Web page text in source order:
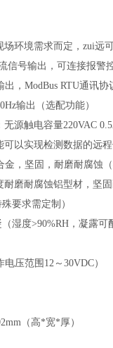
环境需求而定，zui远
信号输出，可连接报警
出， ModBus RTU通讯协
输出（选配功能）
源触电容量220VAC
可以实现检测数据的远
金，坚固，耐磨耐腐蚀
磨耐腐蚀铝型材，坚
要求需定制）
湿度>90%RH，凝露可
压范围12～30VDC）
（高*宽*厚）